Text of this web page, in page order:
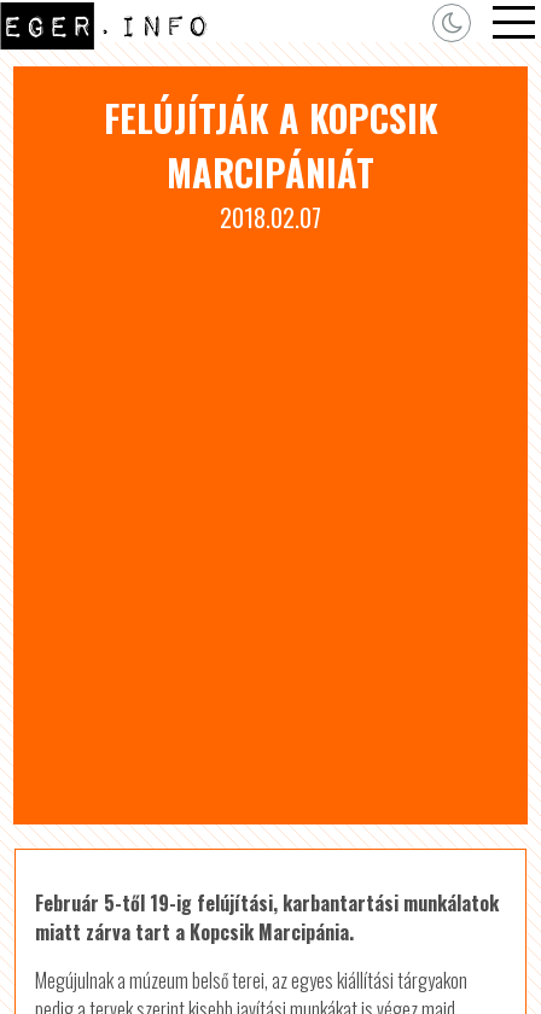
FELÚJÍTJÁK A KOPCSIK
MARCIPÁNIÁT
2018.02.07
Február 5-től 19-ig felújítási, karbantartási munkálatok
miatt zárva tart a Kopcsik Marcipánia.
Megújulnak a múzeum belső terei, az egyes kiállítási tárgyakon